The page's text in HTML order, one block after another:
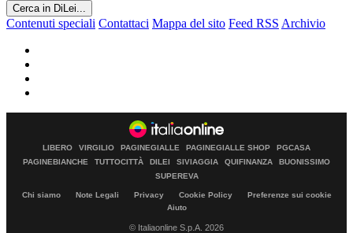
Cerca in DiLei...
Contenuti speciali Contattaci Mappa del sito Feed RSS Archivio
LIBERO VIRGILIO PAGINEGIALLE PAGINEGIALLE SHOP
PGCASA
PAGINEBIANCHE
TUTTOCITTÀ DILEI SIVIAGGIA QUIFINANZA
BUONISSIMO
SUPEREVA
Chi siamo Note Legali Privacy Cookie Policy
Preferenze sui cookie
Aiuto
© Italiaonline S.p.A. 2026